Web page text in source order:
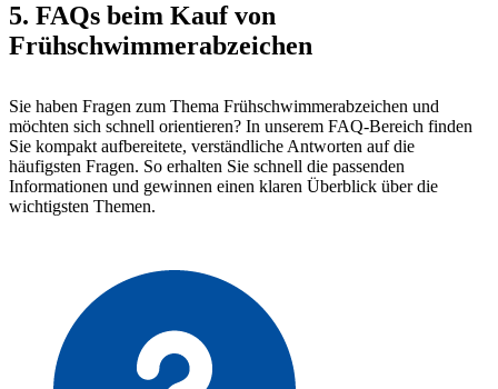
5. FAQs beim Kauf von
Frühschwimmerabzeichen
Sie haben Fragen zum Thema Frühschwimmerabzeichen und
möchten sich schnell orientieren? In unserem FAQ-Bereich finden
Sie kompakt aufbereitete, verständliche Antworten auf die
häufigsten Fragen. So erhalten Sie schnell die passenden
Informationen und gewinnen einen klaren Überblick über die
wichtigsten Themen.